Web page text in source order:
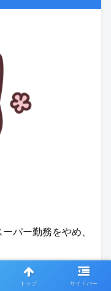
パー勤務をやめ、
月元わが家で孤独
トップ サイドバー